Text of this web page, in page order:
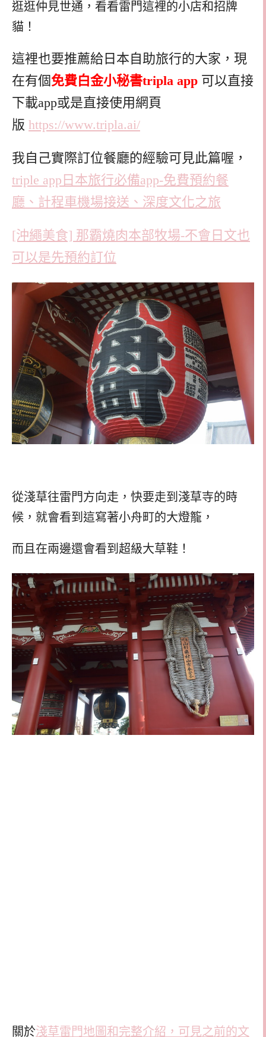
逛逛仲見世通，看看雷門這裡的小店和招牌
貓！
這裡也要推薦給日本自助旅行的大家，現
在有個免費白金小秘書tripla app 可以直接
下載app或是直接使用網頁
版 https://www.tripla.ai/
我自己實際訂位餐廳的經驗可見此篇喔，
triple app日本旅行必備app-免費預約餐
廳、計程車機場接送、深度文化之旅
[沖繩美食] 那霸燒肉本部牧場-不會日文也
可以是先預約訂位
從淺草往雷門方向走，快要走到淺草寺的時
候，就會看到這寫著小舟町的大燈籠，
而且在兩邊還會看到超級大草鞋！
關於淺草雷門地圖和完整介紹，可見之前的文